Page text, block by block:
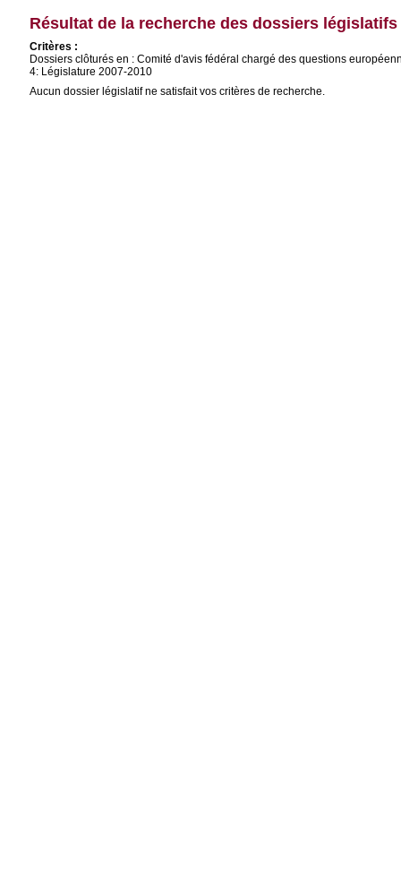
Résultat de la recherche des dossiers législatifs
Critères :
Dossiers clôturés en : Comité d'avis fédéral chargé des questions
4: Législature 2007-2010
Aucun dossier législatif ne satisfait vos critères de recherche.